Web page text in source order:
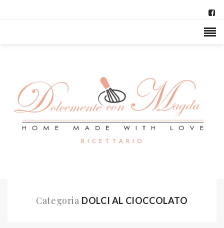
R I C E T T A R I O
Categoria DOLCI AL CIOCCOLATO